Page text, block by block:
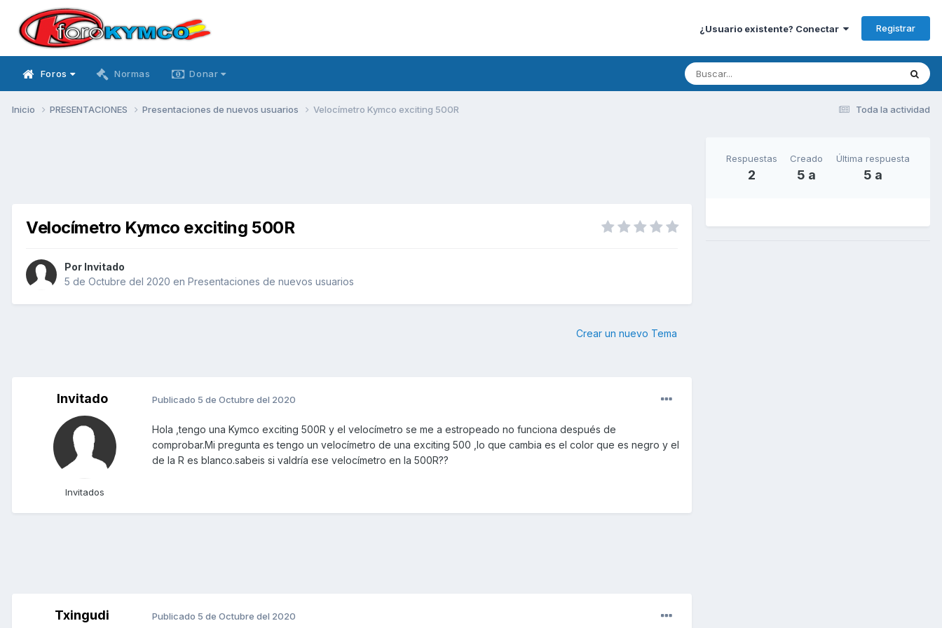
¿Usuario existente? Conectar Registrar
Foros Normas Donar
Toda la actividad
Inicio PRESENTACIONES Presentaciones de nuevos usuarios Velocímetro Kymco exciting 500R
Velocímetro Kymco exciting 500R
Por Invitado
5 de Octubre del 2020 en Presentaciones de nuevos usuarios
Crear un nuevo Tema
Invitado
Invitados
Publicado 5 de Octubre del 2020
Hola ,tengo una Kymco exciting 500R y el velocímetro se me a estropeado no funciona después de
comprobar.Mi pregunta es tengo un velocímetro de una exciting 500 ,lo que cambia es el color que es negro y el
de la R es blanco.sabeis si valdría ese velocímetro en la 500R??
Txingudi Publicado 5 de Octubre del 2020
Respuestas
2
Creado
5 a
Última respuesta
5 a